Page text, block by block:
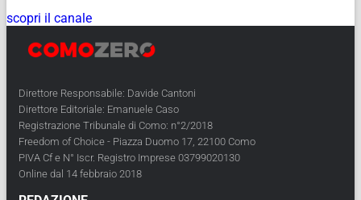
scopri il canale
Direttore Responsabile: Davide Cantoni
Direttore Editoriale: Emanuele Caso
Registrazione Tribunale di Como: n°2/2018
Freedom of Choice - Piazza Duomo 17, 22100 Como
PIVA Cf e N° Iscr. Registro Imprese 03799020130
Online dal 14 febbraio 2018